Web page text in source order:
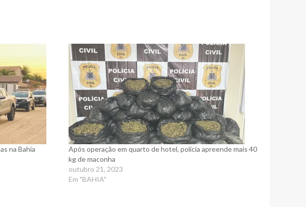
na Bahia
Após operação em quarto de hotel, polícia apreende mais 40
kg de maconha
outubro 21, 2023
Em "BAHIA"